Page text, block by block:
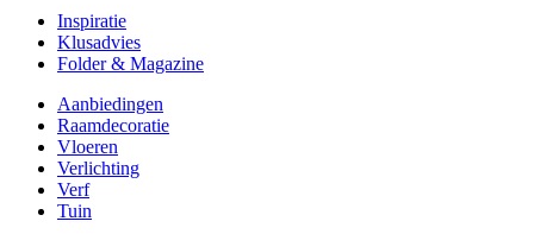
Inspiratie
Klusadvies
Folder & Magazine
Aanbiedingen
Raamdecoratie
Vloeren
Verlichting
Verf
Tuin